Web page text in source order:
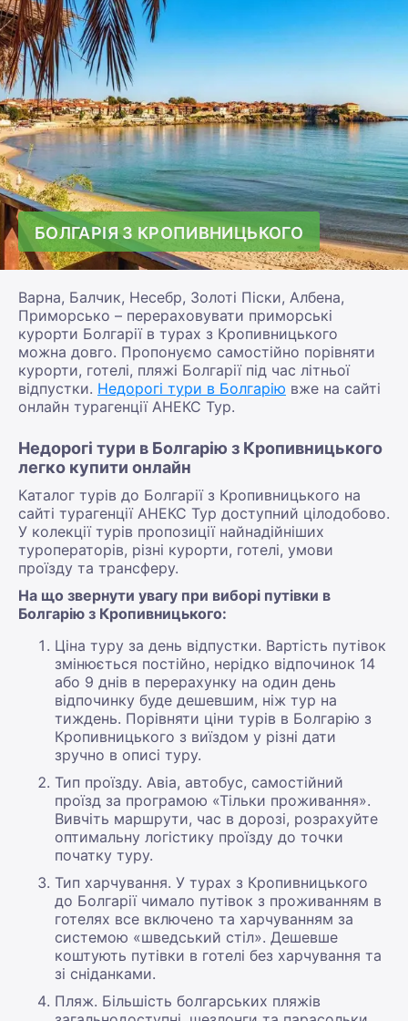
БОЛГАРІЯ З КРОПИВНИЦЬКОГО
Варна, Балчик, Несебр, Золоті Піски, Албена,
Приморсько – перераховувати приморські
курорти Болгарії в турах з Кропивницького
можна довго. Пропонуємо самостійно порівняти
курорти, готелі, пляжі Болгарії під час літньої
відпустки. Недорогі тури в Болгарію вже на сайті
онлайн турагенції АНЕКС Тур.
Недорогі тури в Болгарію з Кропивницького
легко купити онлайн
Каталог турів до Болгарії з Кропивницького на
сайті турагенції АНЕКС Тур доступний цілодобово.
У колекції турів пропозиції найнадійніших
туроператорів, різні курорти, готелі, умови
проїзду та трансферу.
На що звернути увагу при виборі путівки в
Болгарію з Кропивницького:
Ціна туру за день відпустки. Вартість путівок
змінюється постійно, нерідко відпочинок 14
або 9 днів в перерахунку на один день
відпочинку буде дешевшим, ніж тур на
тиждень. Порівняти ціни турів в Болгарію з
Кропивницького з виїздом у різні дати
зручно в описі туру.
Тип проїзду. Авіа, автобус, самостійний
проїзд за програмою «Тільки проживання».
Вивчіть маршрути, час в дорозі, розрахуйте
оптимальну логістику проїзду до точки
початку туру.
Тип харчування. У турах з Кропивницького
до Болгарії чимало путівок з проживанням в
готелях все включено та харчуванням за
системою «шведський стіл». Дешевше
коштують путівки в готелі без харчування та
зі сніданками.
Пляж. Більшість болгарських пляжів